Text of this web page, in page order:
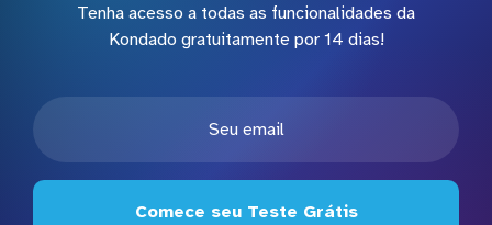
Tenha acesso a todas as funcionalidades da
Kondado gratuitamente por 14 dias!
Comece seu Teste Grátis